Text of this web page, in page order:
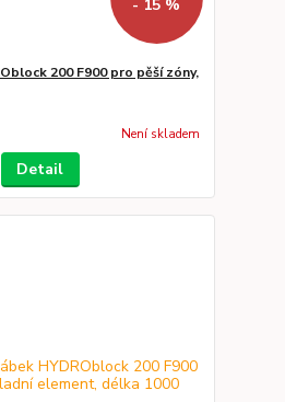
- 15 %
200 F900 pro pěší zóny,
Není skladem
Detail